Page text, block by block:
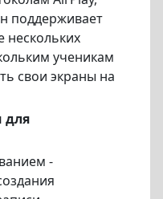
поддерживает
нескольких
ученикам
свои экраны на
для
-